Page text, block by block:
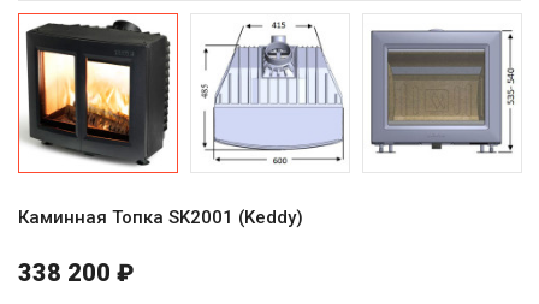
Каминная Топка SK2001 (Keddy)
338 200 ₽